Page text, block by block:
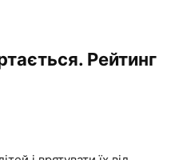
Рейтинг